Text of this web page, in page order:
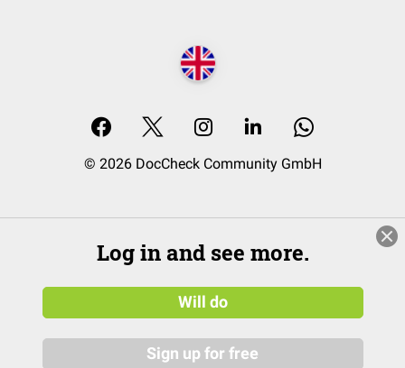
© 2026 DocCheck Community GmbH
Log in and see more.
Will do
Sign up for free